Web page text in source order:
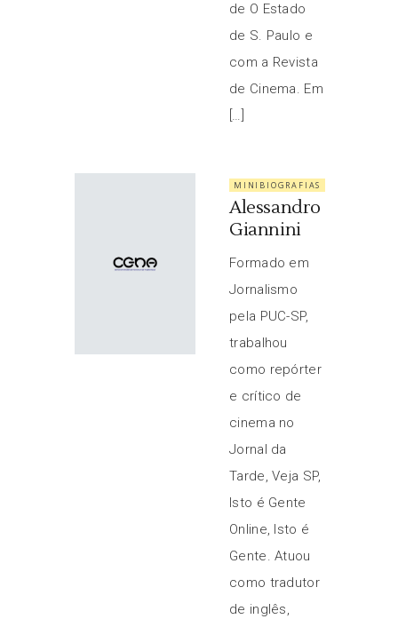
de O Estado
de S. Paulo e
com a Revista
de Cinema. Em
[…]
MINIBIOGRAFIAS
Alessandro
Giannini
Formado em
Jornalismo
pela PUC-SP,
trabalhou
como repórter
e crítico de
cinema no
Jornal da
Tarde, Veja SP,
Isto é Gente
Online, Isto é
Gente. Atuou
como tradutor
de inglês,